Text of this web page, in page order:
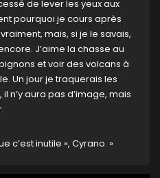
de lever les yeux aux
pourquoi je cours après
mais, si je le savais,
J’aime la chasse au
et voir des volcans à
Un jour je traquerais les
n’y aura pas d’image, mais
c’est inutile », Cyrano. »